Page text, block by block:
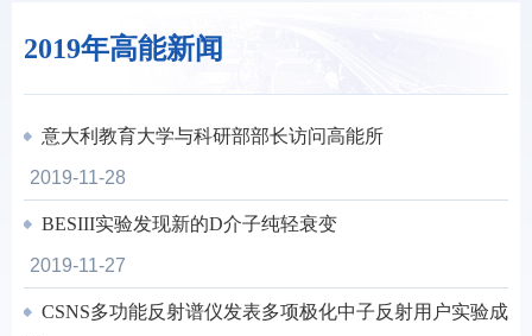
2019年高能新闻
意大利教育大学与科研部部长访问高能所
2019-11-28
BESIII实验发现新的D介子纯轻衰变
2019-11-27
CSNS多功能反射谱仪发表多项极化中子反射用户实验成